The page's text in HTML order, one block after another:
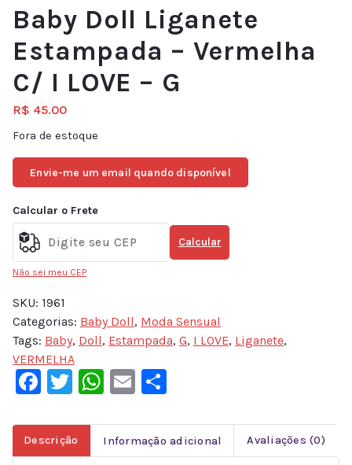
Baby Doll Liganete
Estampada – Vermelha
C/ I LOVE – G
R$ 45.00
Fora de estoque
Envie-me um email quando disponível
Calcular o Frete
Calcular
Não sei meu CEP
SKU: 1961
Categorias: Baby Doll, Moda Sensual
Tags: Baby, Doll, Estampada, G, I LOVE, Liganete,
VERMELHA
Facebook
Twitter
WhatsApp
Email
Descrição Informação adicional Avaliações (0)